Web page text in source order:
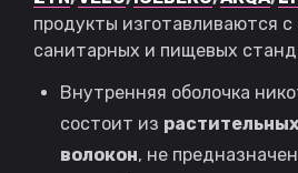
продукты изготавливаются
санитарных и пищевых
Внутренняя оболочка
состоит из
волокон, не